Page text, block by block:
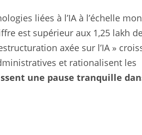
liées à l’IA à l’échelle
est supérieur aux 1,25 lakh
axée sur l’IA »
et rationalisent les
une pause tranquille